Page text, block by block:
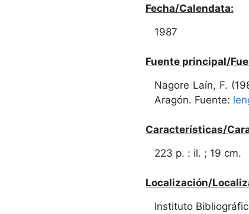
Fecha/Calendata:
1987
Fuente principal/
Nagore Laín, F.
Aragón. Fuente:
Características/
223 p. : il. ; 19 cm.
Localización/
Instituto